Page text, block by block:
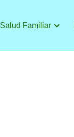
Salud Familiar